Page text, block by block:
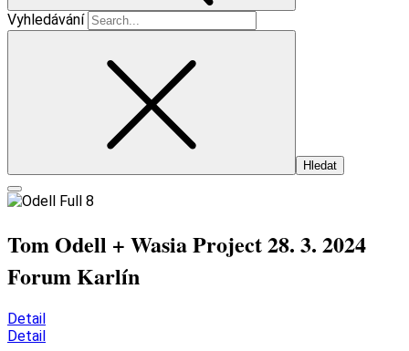
Vyhledávání
Tom Odell + Wasia Project 28. 3. 2024
Forum Karlín
Detail
Detail